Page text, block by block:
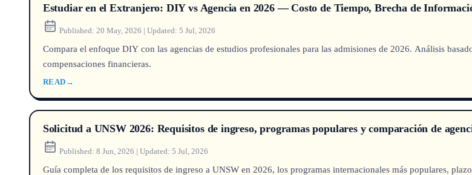
Estudiar en el Extranjero: DIY vs Agencia en 2026 — Costo de Tiempo, Brecha de
Published: 20 May, 2026 | Updated: 5 Jul, 2026
Compara el enfoque DIY con las agencias de estudios profesionales para las admisiones de 2026. Análisis
compensaciones financieras.
READ →
Solicitud a UNSW 2026: Requisitos de ingreso, programas populares y comparación de
Published: 8 Jun, 2026 | Updated: 5 Jul, 2026
Guía completa de los requisitos de ingreso a UNSW en 2026, los programas internacionales más populares,